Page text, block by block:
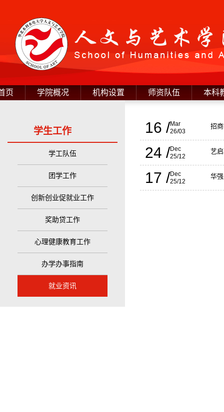
页 学院概况 机构设置 师资队伍 本科
学生工作
学工队伍
团学工作
创新创业促就业工作
奖助贷工作
心理健康教育工作
办学办事指南
就业资讯
16 /Mar
26/03
招
24 /Dec
25/12
艺
17 /Dec
25/12
华